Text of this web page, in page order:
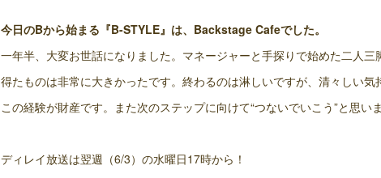
今日のBから始まる『B-STYLE』は、Backstage Cafeでした。
一年半、大変お世話になりました。マネージャーと手探りで始めた二人三
得たものは非常に大きかったです。終わるのは淋しいですが、清々しい気
この経験が財産です。また次のステップに向けて“つないでいこう”と思いま
ディレイ放送は翌週（6/3）の水曜日17時から！